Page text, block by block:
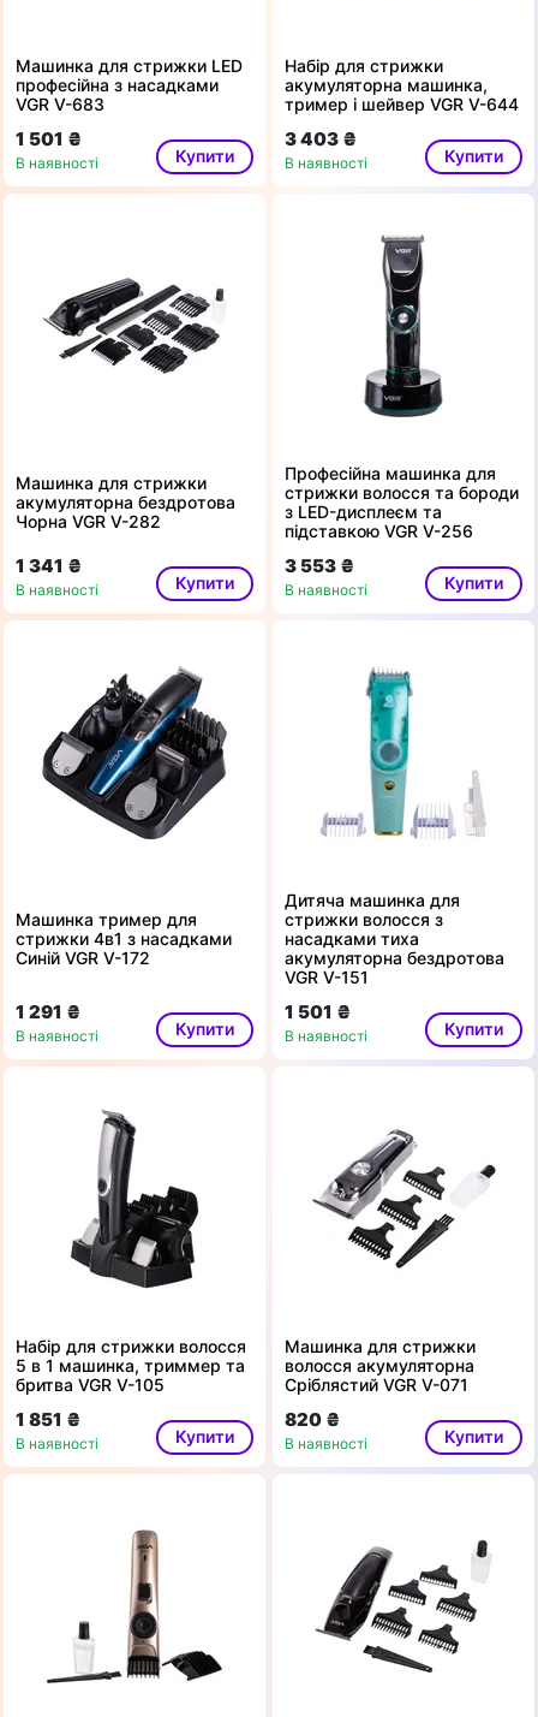
Машинка для стрижки LED
професійна з насадками
VGR V-683
1 501 ₴
В наявності Купити
Набір для стрижки
акумуляторна машинка,
тример і шейвер VGR V-644
3 403 ₴
В наявності Купити
Машинка для стрижки
акумуляторна бездротова
Чорна VGR V-282
1 341 ₴
В наявності Купити
Професійна машинка для
стрижки волосся та бороди
з LED-дисплеєм та
підставкою VGR V-256
3 553 ₴
В наявності Купити
Машинка тример для
стрижки 4в1 з насадками
Синій VGR V-172
1 291 ₴
В наявності Купити
Дитяча машинка для
стрижки волосся з
насадками тиха
акумуляторна бездротова
VGR V-151
1 501 ₴
В наявності Купити
Набір для стрижки волосся
5 в 1 машинка, триммер та
бритва VGR V-105
1 851 ₴
В наявності Купити
Машинка для стрижки
волосся акумуляторна
Сріблястий VGR V-071
820 ₴
В наявності Купити